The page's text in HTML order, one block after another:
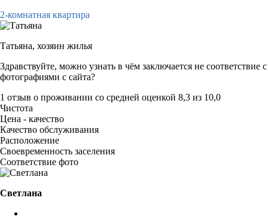
2-комнатная квартира
Татьяна, хозяин жилья
Здравствуйте, можно узнать в чём заключается не соответствие с
фотографиями с сайта?
1 отзыв о проживании со средней оценкой 8,3 из 10,0
Чистота
Цена - качество
Качество обслуживания
Расположение
Своевременность заселения
Соответствие фото
Светлана